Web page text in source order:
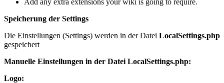
Speicherung der Settings
Die Einstellungen (Settings) werden in der Datei LocalSettings.php
gespeichert
Manuelle Einstellungen in der Datei LocalSettings.php:
Logo: